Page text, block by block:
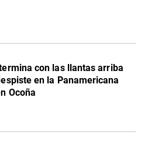
con las llantas arriba
en la Panamericana
Ocoña